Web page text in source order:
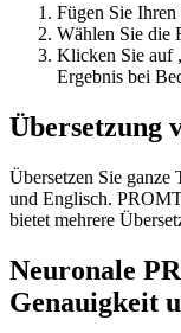
Fügen Sie Ihren
Wählen Sie die
Klicken Sie auf
Ergebnis bei
Übersetzung
Übersetzen Sie ganze
und Englisch.
bietet mehrere
Neuronale
Genauigkeit